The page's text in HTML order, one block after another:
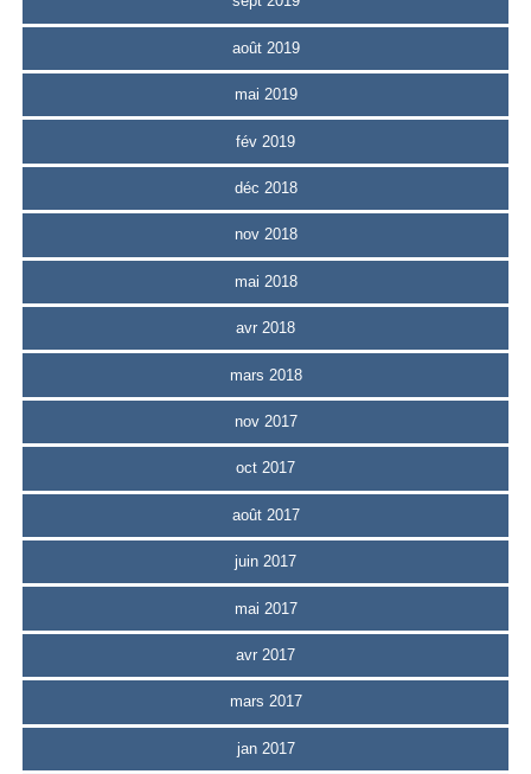
août 2019
mai 2019
fév 2019
déc 2018
nov 2018
mai 2018
avr 2018
mars 2018
nov 2017
oct 2017
août 2017
juin 2017
mai 2017
avr 2017
mars 2017
jan 2017